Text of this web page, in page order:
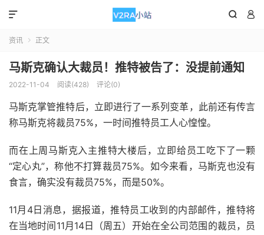
 

资讯  正文
马斯克确认大裁员！推特被告了：没提前通知
2022-11-04 阅读(428) 评论(0)
马斯克掌管推特后，立即进行了一系列变革，此前还有传言
称马斯克将裁员75%，一时间推特员工人心惶惶。
而在上周马斯克入主推特大楼后，立即给员工吃下了一颗
“定心丸”，称他不打算裁员75%。如今来看，马斯克也没有
食言，确实没有裁员75%，而是50%。
11月4日消息，据报道，推特员工收到的内部邮件，推特将
在当地时间11月14日（周五）开始在全公司范围的裁员，员